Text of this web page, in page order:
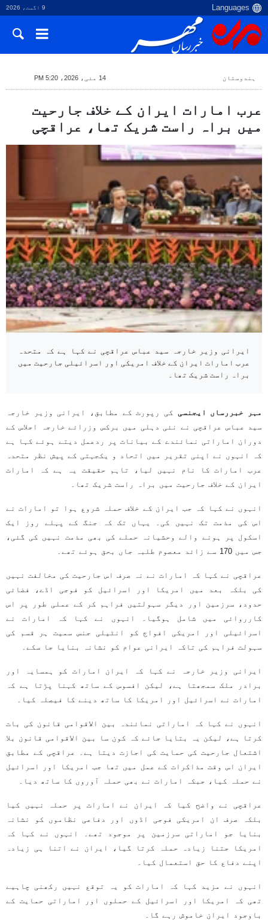
9 اگست، 2026
ہندوستان 14 مئی، 2026، 5:20 PM
عرب امارات ایران کے خلاف جارحیت
میں براہ راست شریک تھا، عراقچی
ایرانی وزیر خارجہ سید عباس عراقچی نے کہا ہے کہ متحدہ
عرب امارات ایران کے خلاف امریکی اور اسرائیلی جارحیت میں
براہ راست شریک تھا۔
مہر خبررساں ایجنسی
کی رپورٹ کے مطابق، ایرانی وزیر خارجہ
سید عباس عراقچی نے نئی دہلی میں برکس وزرائے خارجہ اجلاس کے
دوران اماراتی نمائندے کے بیانات پر ردعمل دیتے ہوئے کہا ہے
کہ انہوں نے اپنی تقریر میں اتحاد و یکجہتی کے پیش نظر متحدہ
عرب امارات کا نام نہیں لیا، تاہم حقیقت یہ ہے کہ امارات
ایران کے خلاف جارحیت میں براہ راست شریک تھا۔
انہوں نے کہا کہ جب ایران کے خلاف حملہ شروع ہوا تو امارات نے
اس کی مذمت تک نہیں کی۔ یہاں تک کہ جنگ کے پہلے روز ایک
اسکول پر ہونے والے وحشیانہ حملے کی بھی مذمت نہیں کی گئی،
جس میں 170 سے زائد معصوم طلبہ جاں بحق ہوئے تھے۔
عراقچی نے کہا کہ امارات نے نہ صرف اس جارحیت کی مخالفت نہیں
کی بلکہ بعد میں امریکا اور اسرائیل کو فوجی اڈے، فضائی
حدود، سرزمین اور دیگر سہولتیں فراہم کر کے عملی طور پر اس
کارروائی میں شامل ہوگیا۔ انہوں نے کہا کہ امارات نے
اسرائیلی اور امریکی افواج کو انٹیلی جنس سمیت ہر قسم کی
سہولت فراہم کی تاکہ ایرانی عوام کو نشانہ بنایا جا سکے۔
ایرانی وزیر خارجہ نے کہا کہ ایران امارات کو ہمسایہ اور
برادر ملک سمجھتا ہے، لیکن افسوس کے ساتھ کہنا پڑتا ہے کہ
امارات نے اسرائیل اور امریکا کا ساتھ دینے کا فیصلہ کیا۔
انہوں نے کہا کہ اماراتی نمائندہ بین الاقوامی قانون کی بات
کرتا ہے، لیکن یہ بتایا جائے کہ کون سا بین الاقوامی قانون بلا
اشتعال جارحیت کی حمایت کی اجازت دیتا ہے۔ عراقچی کے مطابق
ایران اس وقت مذاکرات کے عمل میں تھا جب امریکا اور اسرائیل
نے حملہ کیا، جبکہ امارات نے بھی حملہ آوروں کا ساتھ دیا۔
عراقچی نے واضح کیا کہ ایران نے امارات پر حملہ نہیں کیا
بلکہ صرف ان امریکی فوجی اڈوں اور دفاعی نظاموں کو نشانہ
بنایا جو اماراتی سرزمین پر موجود تھے۔ انہوں نے کہا کہ
امریکا جتنا زیادہ حملہ کرتا گیا، ایران نے اتنا ہی زیادہ
اپنے دفاع کا حق استعمال کیا۔
انہوں نے مزید کہا کہ امارات کو یہ توقع نہیں رکھنی چاہیے
تھی کہ امریکا اور اسرائیل کے حملوں اور اماراتی حمایت کے
باوجود ایران خاموش رہے گا۔